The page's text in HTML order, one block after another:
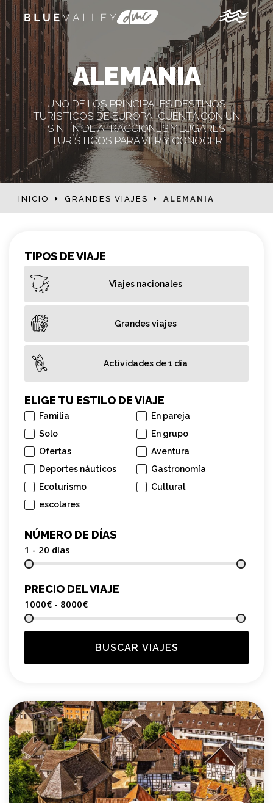
ALEMANIA
UNO DE LOS PRINCIPALES DESTINOS
TURÍSTICOS DE EUROPA, CUENTA CON UN
SINFÍN DE ATRACCIONES Y LUGARES
TURÍSTICOS PARA VER Y CONOCER
INICIO GRANDES VIAJES ALEMANIA
TIPOS DE VIAJE
Viajes nacionales
Grandes viajes
Actividades de 1 día
ELIGE TU ESTILO DE VIAJE
Familia
En pareja
Solo
En grupo
Ofertas
Aventura
Deportes náuticos
Gastronomía
Ecoturismo
Cultural
escolares
NÚMERO DE DÍAS
1 - 20 días
PRECIO DEL VIAJE
1000€ - 8000€
BUSCAR VIAJES